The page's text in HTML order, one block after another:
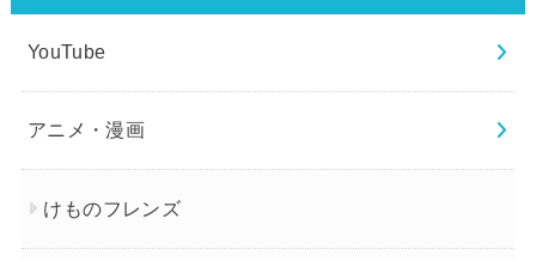
YouTube
アニメ・漫画
けものフレンズ